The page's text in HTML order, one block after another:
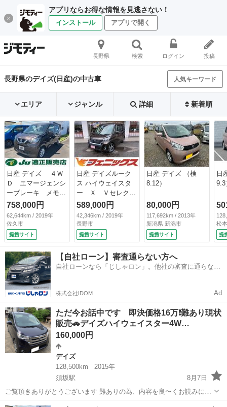
アプリならお得な情報を見逃さない！
インストール アプリで開く
長野県 検索 ログイン 投稿
長野県のデイズ(日産)の中古車 人気キーワード
エリア ジャンル 詳細 新着順
日産 デイズ ４Ｗ
Ｄ エマージェンシ
ーブレーキ メモリ
ーナビ フルセグＴ
Ｖ バックカメラ
全周囲カメラ Ｃ
Ｄ Ｂｌｕｅｔｏｏ
ｔｈ対応 シートヒ
ーター スマートキ
ー 電動格納ドアミ
ラー （車検整備
付）
758,000円
62,644km / 2019年
佐久市
提携サイト
日産 デイズルーク
ス ハイウェイスタ
ー Ｘ Ｖセレクシ
ョン☆純正ナビフル
セグＴＶ☆ アラウ
ンドビューモニター
☆ＥＴＣ☆前後ドラ
レコ☆両側パワスラ
☆ハーフレザーシー
ト☆エマージェンシ
ーブレーキ☆ＬＥＤ
アランスソナー☆オ
ＤＣ☆禁煙車★試乗
予約承り中★ （検
10.1）
589,000円
42,346km / 2019年
長野市
提携サイト
日産 デイズ （検
8.12）
80,000円
117,692km / 2013年
新潟県 新潟市
提携サイト
日
9.3
松
提
【自社ローン】審査通らない方へ
自社ローンなら「じしゃロン」。他社の審査に通らなか
株式会社IDOM Ad
ただ今お話中です 即決価格16万❗️難あり現状
販売🚗デイズハイウェイスター4W…
160,000円
デイズ
128,500km
2015年
須坂駅
8月7日
ご覧頂きありがとうございます 難ありの為、内容を良〜くお読みにな
り十分ご納得頂けた方のみご購入ください お盆前には手放したいので
長野 長野市 須坂駅 デイズ